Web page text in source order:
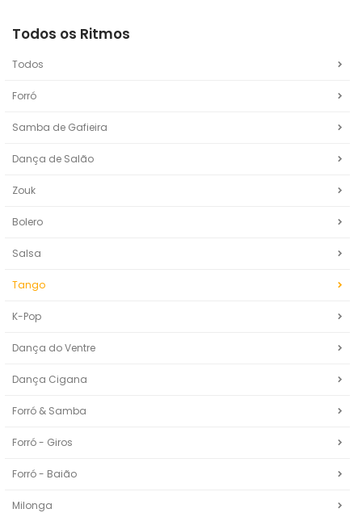
Todos os Ritmos
Todos
Forró
Samba de Gafieira
Dança de Salão
Zouk
Bolero
Salsa
Tango
K-Pop
Dança do Ventre
Dança Cigana
Forró & Samba
Forró - Giros
Forró - Baião
Milonga